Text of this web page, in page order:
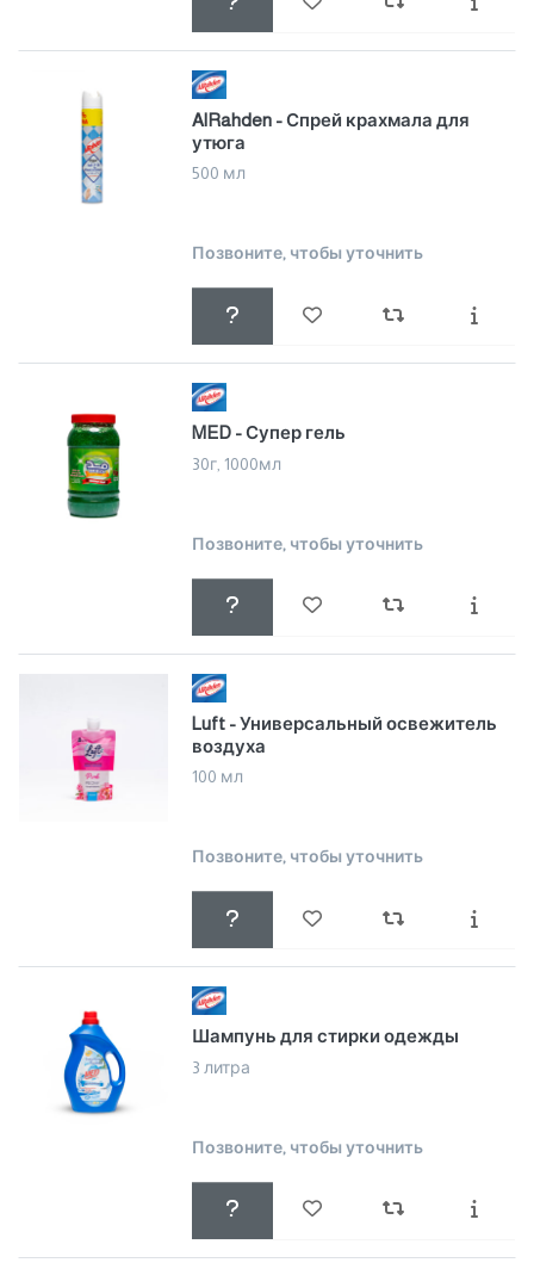
AlRahden - Спрей крахмала для
утюга
500 мл
Позвоните, чтобы уточнить
MED - Супер гель
30г, 1000мл
Позвоните, чтобы уточнить
Luft - Универсальный освежитель
воздуха
100 мл
Позвоните, чтобы уточнить
Шампунь для стирки одежды
3 литра
Позвоните, чтобы уточнить